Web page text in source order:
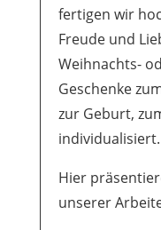
fertigen wir
Freude und
Weihnachts-
Geschenke
zur Geburt,
individualisiert.
Hier
unserer